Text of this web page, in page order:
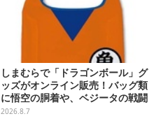
しまむらで「ドラゴンボール」グ
ッズがオンライン販売！バッグ類
に悟空の胴着や、ベジータの戦闘
服を大胆デザイン
2026.8.7